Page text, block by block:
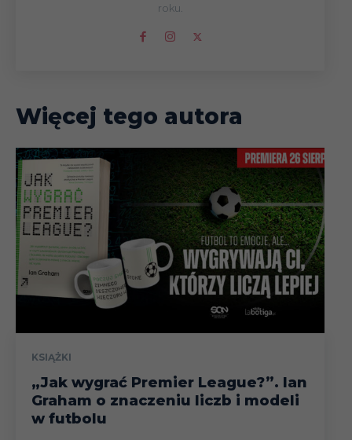
roku.
Więcej tego autora
KSIĄŻKI
„Jak wygrać Premier League?”. Ian
Graham o znaczeniu liczb i modeli
w futbolu